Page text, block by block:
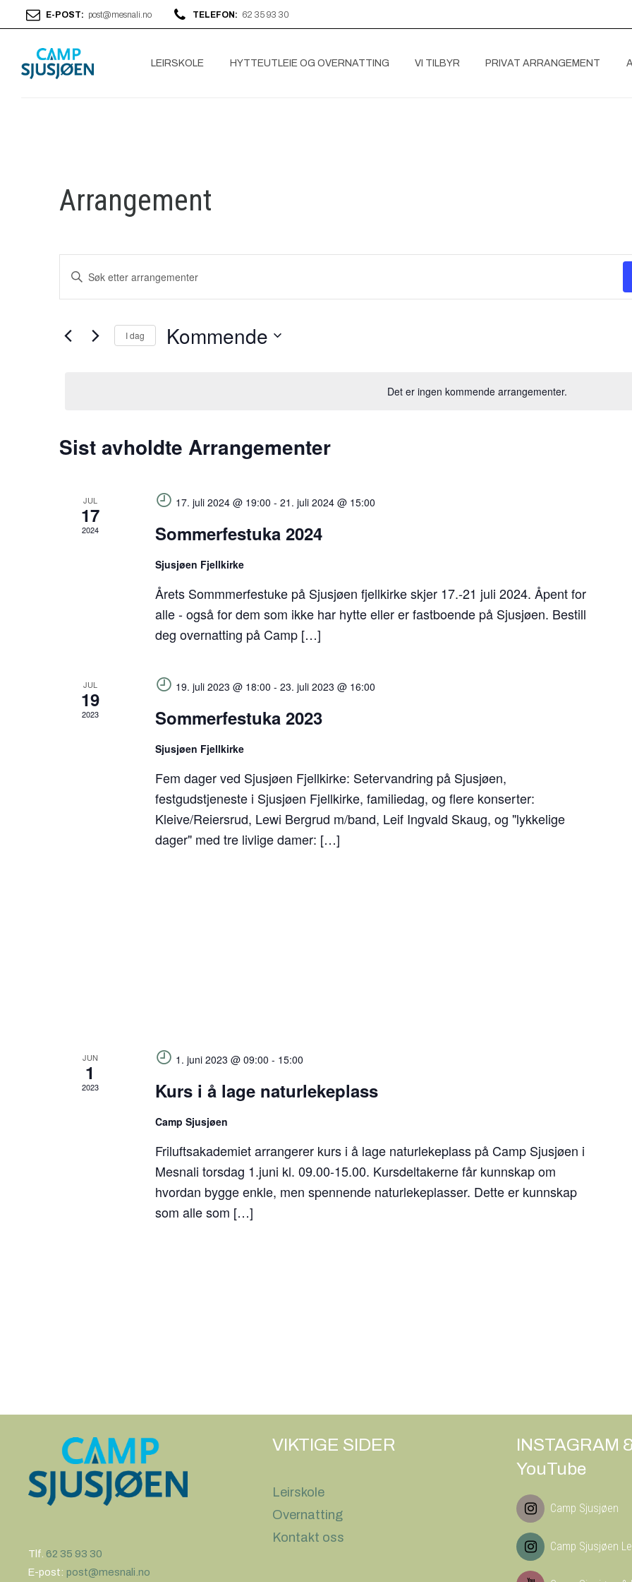
E-POST: post@mesnali.no TELEFON: 62 35 93 30
LEIRSKOLE HYTTEUTLEIE OG OVERNATTING VI TILBYR PRIVAT ARRANGEMENT
Arrangement
Det er ingen kommende arrangementer.
Arrangementer
Search
and
Skriv
inn
Søk
I dag Kommende
Sist avholdte Arrangementer
JUL
17
2024
17. juli 2024 @ 19:00 - 21. juli 2024 @ 15:00
Sommerfestuka 2024
Sjusjøen Fjellkirke
Årets Sommmerfestuke på Sjusjøen fjellkirke skjer 17.-21 juli 2024. Åpent for
alle - også for dem som ikke har hytte eller er fastboende på Sjusjøen. Bestill
deg overnatting på Camp […]
JUL
19
2023
19. juli 2023 @ 18:00 - 23. juli 2023 @ 16:00
Sommerfestuka 2023
Sjusjøen Fjellkirke
Fem dager ved Sjusjøen Fjellkirke: Setervandring på Sjusjøen,
festgudstjeneste i Sjusjøen Fjellkirke, familiedag, og flere konserter:
Kleive/Reiersrud, Lewi Bergrud m/band, Leif Ingvald Skaug, og "lykkelige
dager" med tre livlige damer: […]
JUN
1
2023
1. juni 2023 @ 09:00 - 15:00
Kurs i å lage naturlekeplass
Camp Sjusjøen
Friluftsakademiet arrangerer kurs i å lage naturlekeplass på Camp Sjusjøen i
Mesnali torsdag 1.juni kl. 09.00-15.00. Kursdeltakerne får kunnskap om
hvordan bygge enkle, men spennende naturlekeplasser. Dette er kunnskap
som alle som […]
Tlf. 62 35 93 30
E-post: post@mesnali.no
VIKTIGE SIDER
Leirskole
Overnatting
Kontakt oss
INSTAGRAM
YouTube
Camp Sjusjøen
Camp Sjusjøen